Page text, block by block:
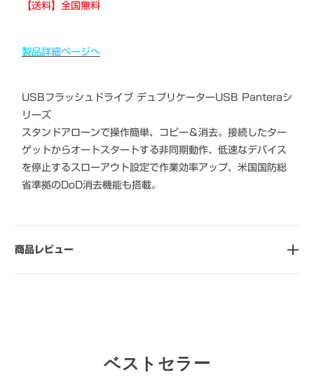
【送料】全国無料
製品詳細ページへ
USBフラッシュドライブ デュプリケーターUSB Panteraシ
リーズ
スタンドアローンで操作簡単、コピー＆消去。接続したター
ゲットからオートスタートする非同期動作、低速なデバイス
を停止するスローアウト設定で作業効率アップ、米国国防総
省準拠のDoD消去機能も搭載。
商品レビュー
ベストセラー